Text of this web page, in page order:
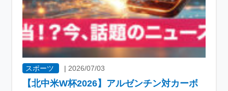
スポーツ | 2026/07/03
【北中米W杯2026】アルゼンチン対カーボ